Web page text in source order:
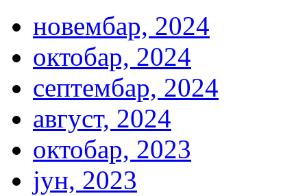
новембар, 2024
октобар, 2024
септембар, 2024
август, 2024
октобар, 2023
јун, 2023